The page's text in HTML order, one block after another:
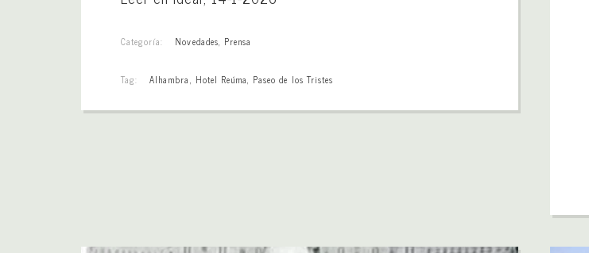
Categoría: Novedades, Prensa
Tag: Alhambra, Hotel Reúma, Paseo de los Tristes